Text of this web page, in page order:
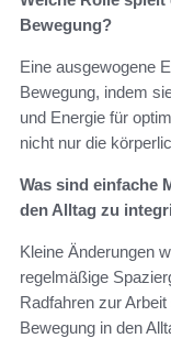
Bewegung?
Eine ausgewogene
Bewegung, indem
und Energie für
nicht nur die
Was sind einfache
den Alltag zu
Kleine Änderungen
regelmäßige
Radfahren zur
Bewegung in den